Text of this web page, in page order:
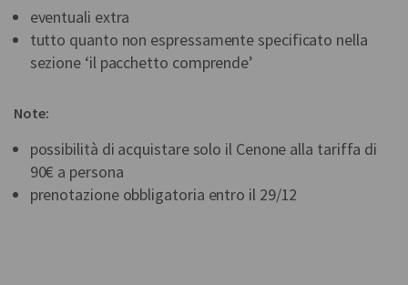
eventuali extra
tutto quanto non espressamente specificato nella
sezione ‘il pacchetto comprende’
Note:
possibilità di acquistare solo il Cenone alla tariffa di
90€ a persona
prenotazione obbligatoria entro il 29/12